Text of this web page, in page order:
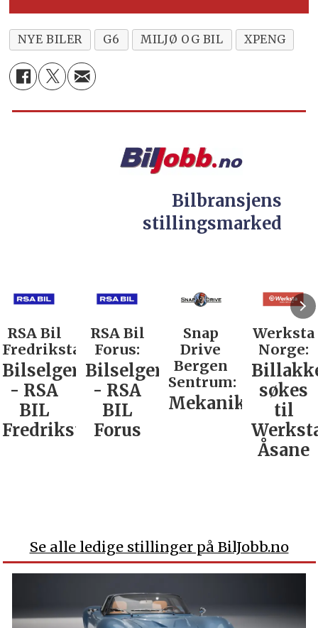
NYE BILER G6 MILJØ OG BIL XPENG
Bilbransjens
stillingsmarked
RSA Bil
Fredrikstad:
Bilselger
- RSA
BIL
Fredrikstad
RSA Bil
Forus:
Bilselger
- RSA
BIL
Forus
Snap
Drive
Bergen
Sentrum:
Mekaniker
Werksta
Norge:
søkes
til
Åsane
Se alle ledige stillinger på BilJobb.no